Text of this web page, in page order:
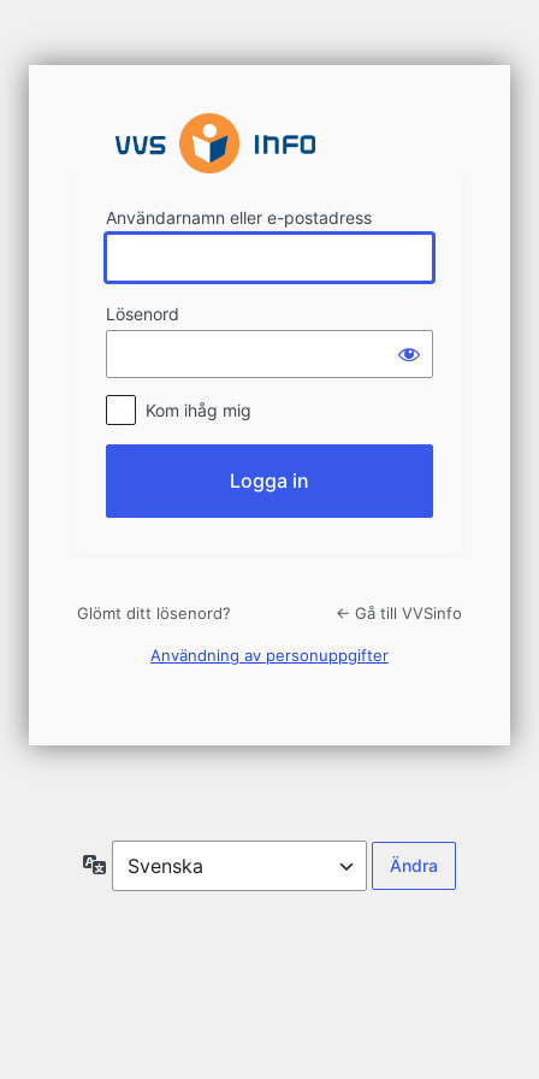
in
Användarnamn eller e-postadress
Lösenord
Kom ihåg mig
Glömt ditt lösenord? ← Gå till VVSinfo
Användning av personuppgifter
Språk